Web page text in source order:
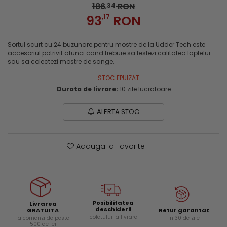
Echipamente muncitori ferma
Echipamente veterinari
Echipamente trimeri ongloane
186,34RON
93,17 RON
Sortul scurt cu 24 buzunare pentru mostre de la Udder Tech este
accesoriul potrivit atunci cand trebuie sa testezi calitatea laptelui
sau sa colectezi mostre de sange.
STOC EPUIZAT
Durata de livrare: 10 zile lucratoare
ALERTA STOC
Adauga la Favorite
Livrarea
GRATUITA
la comenzi de peste
500 de lei
Posibilitatea
deschiderii
coletului la livrare
Retur garantat
in 30 de zile